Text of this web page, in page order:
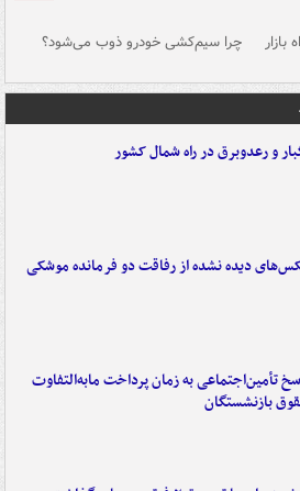
چرا سیم‌کشی خودرو ذوب می‌شود؟
و رعدوبرق در راه شمال کشور
دیده نشده از رفاقت دو فرمانده‌ موشکی
تأمین‌اجتماعی به زمان پرداخت مابه‌التفاوت
بازنشستگان